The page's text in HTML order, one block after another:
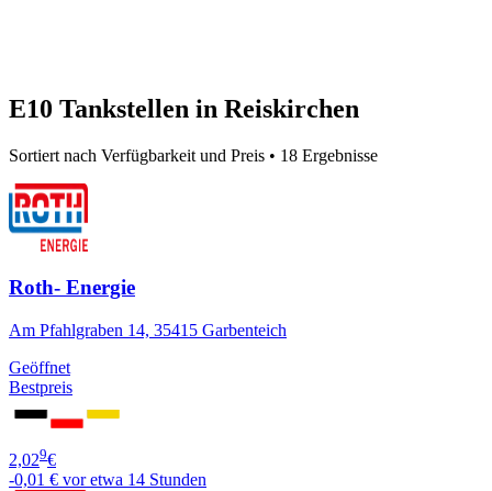
E10 Tankstellen in Reiskirchen
Sortiert nach Verfügbarkeit und Preis • 18 Ergebnisse
Roth- Energie
Am Pfahlgraben 14, 35415 Garbenteich
Geöffnet
Bestpreis
2,029€
-0,01 € vor etwa 14 Stunden